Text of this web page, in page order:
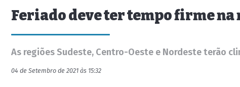
Feriado deve ter tempo firme
As regiões Sudeste, Centro-Oeste e Nordeste terão
04 de Setembro de 2021 às 15:32